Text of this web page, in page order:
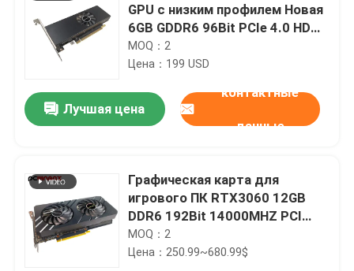
GPU с низким профилем Новая
6GB GDDR6 96Bit PCIe 4.0 HD
DP Выходная графическая
карта для ПК
MOQ：2
Цена：199 USD
Лучшая цена
контактные
данные
Графическая карта для
игрового ПК RTX3060 12GB
DDR6 192Bit 14000MHZ PCI
Express 4.0
MOQ：2
Цена：250.99~680.99$